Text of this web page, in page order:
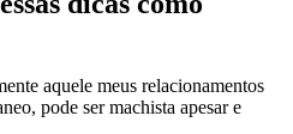
aquele meus relacionamentos
pode ser machista apesar e